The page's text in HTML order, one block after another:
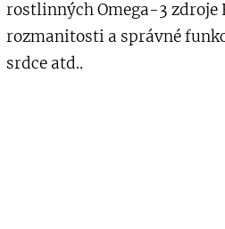
rostlinných Omega-3 zdroje
rozmanitosti a správné
srdce atd..